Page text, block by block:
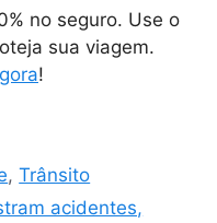
no seguro. Use o
sua viagem.
!
,Trânsito
acidentes,